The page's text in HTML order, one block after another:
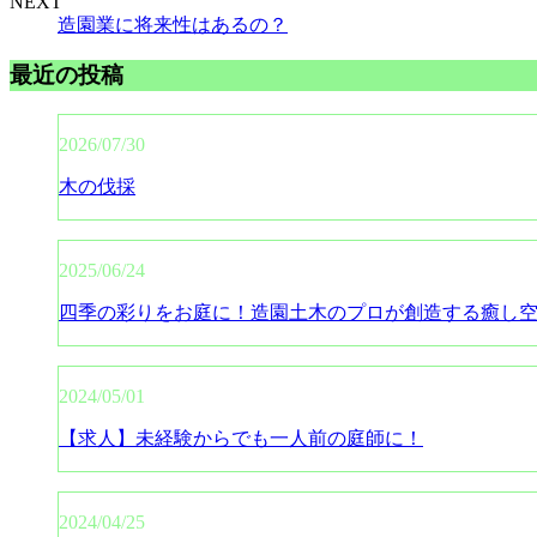
造園業に将来性はあるの？
最近の投稿
2026/07/30
木の伐採
2025/06/24
四季の彩りをお庭に！造園土木のプロが創造する癒し
2024/05/01
【求人】未経験からでも一人前の庭師に！
2024/04/25